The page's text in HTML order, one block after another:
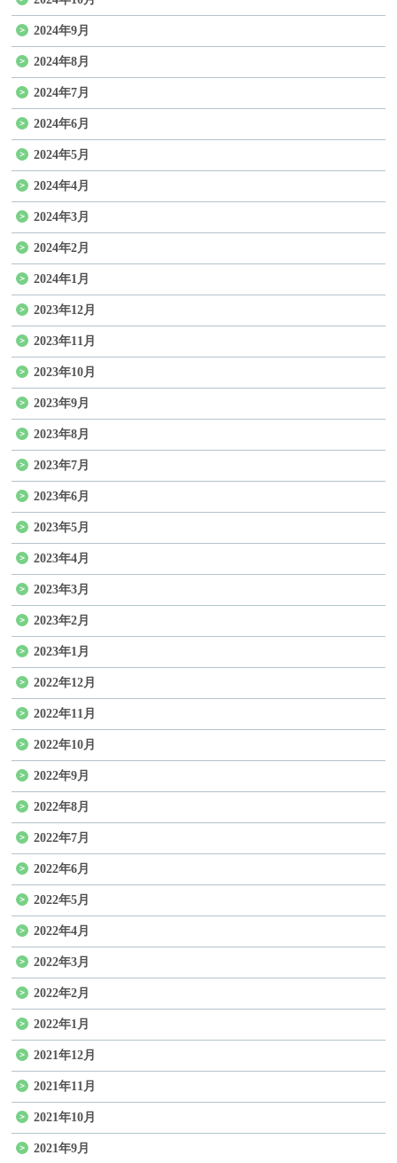
2024年9月
2024年8月
2024年7月
2024年6月
2024年5月
2024年4月
2024年3月
2024年2月
2024年1月
2023年12月
2023年11月
2023年10月
2023年9月
2023年8月
2023年7月
2023年6月
2023年5月
2023年4月
2023年3月
2023年2月
2023年1月
2022年12月
2022年11月
2022年10月
2022年9月
2022年8月
2022年7月
2022年6月
2022年5月
2022年4月
2022年3月
2022年2月
2022年1月
2021年12月
2021年11月
2021年10月
2021年9月